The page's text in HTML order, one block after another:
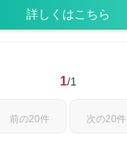
詳しくはこちら
1/1
前の20件 次の20件